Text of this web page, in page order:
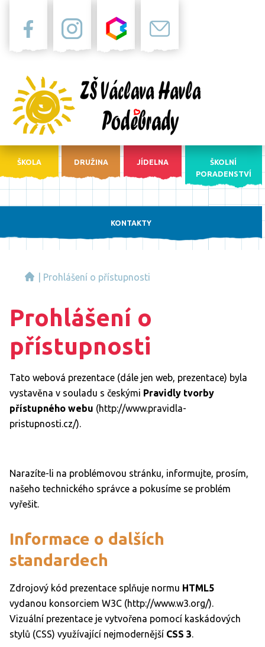
ŠKOLA DRUŽINA JÍDELNA
ŠKOLNÍ
PORADENSTVÍ
KONTAKTY
Prohlášení o přístupnosti
Prohlášení o
přístupnosti
Tato webová prezentace (dále jen web, prezentace) byla
vystavěna v souladu s českými Pravidly tvorby
přístupného webu (http://www.pravidla-
pristupnosti.cz/).
Narazíte-li na problémovou stránku, informujte, prosím,
našeho technického správce a pokusíme se problém
vyřešit.
Informace o dalších
standardech
Zdrojový kód prezentace splňuje normu HTML5
vydanou konsorciem W3C (http://www.w3.org/).
Vizuální prezentace je vytvořena pomocí kaskádových
stylů (CSS) využívající nejmodernější CSS 3